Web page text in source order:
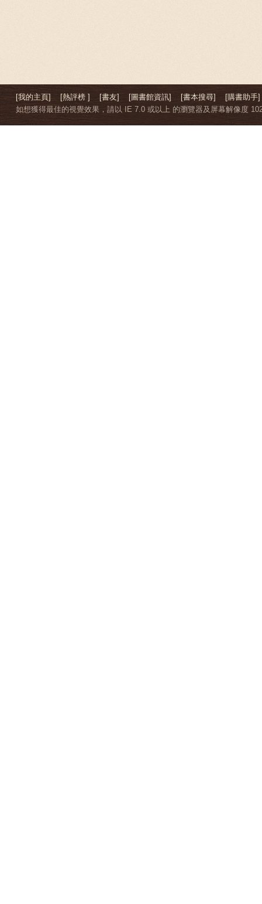
[我的主頁] [熱評榜 ] [書友] [圖書館資訊] [書本搜尋]
[購書助手]
如想獲得最佳的視覺效果，請以 IE 7.0 或以上 的瀏覽器及屏幕解像度